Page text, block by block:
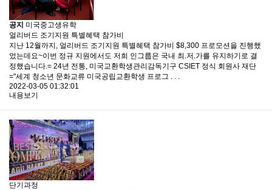
공지 미국중고생유학
얼리버드 조기지원 특별혜택 참가비
지난 12월까지, 얼리버드 조기지원 특별혜택 참가비 $8,300 프로모션을 진행했
었는데요~이번 정규 지원에서도 저희 인그룹은 국내 최.저.가를 유지하기로 결
정했습니다.​= ​24년 전통, 미국교환학생관리감독기구 CSIET 정식 회원사 재단
="세계 청소년 문화교류 미국공립교환학생 프로그 . . .
2022-03-05 01:32:01
내용보기
단기과정